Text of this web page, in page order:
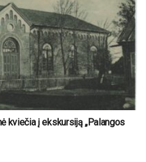
kviečia į ekskursiją „Palangos